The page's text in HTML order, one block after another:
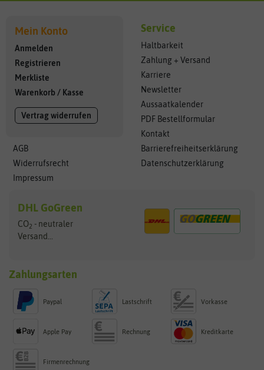
Mein Konto
Anmelden
Registrieren
Merkliste
Warenkorb / Kasse
Vertrag widerrufen
AGB
Widerrufsrecht
Impressum
Service
Haltbarkeit
Zahlung + Versand
Karriere
Newsletter
Aussaatkalender
PDF Bestellformular
Kontakt
Barrierefreiheitserklärung
Datenschutzerklärung
DHL GoGreen
CO2 - neutraler
Versand...
Zahlungsarten
Paypal Lastschrift Vorkasse
Apple Pay Rechnung Kreditkarte
Firmenrechnung